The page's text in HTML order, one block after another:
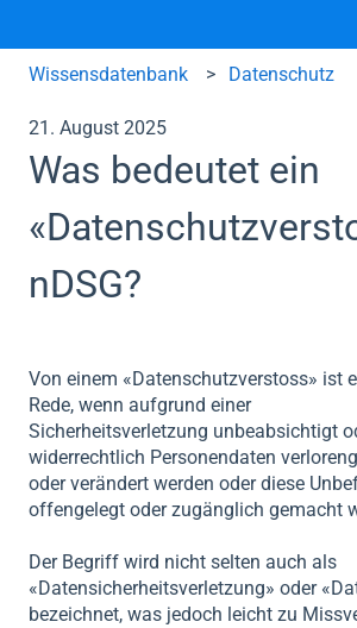
Wissensdatenbank Datenschutz
21. August 2025
Was bedeutet ein
nDSG?
Von einem «Datenschutzverstoss» ist
Rede, wenn aufgrund einer
Sicherheitsverletzung unbeabsichtigt
widerrechtlich Personendaten
oder verändert werden oder diese
offengelegt oder zugänglich gemacht
Der Begriff wird nicht selten auch als
«Datensicherheitsverletzung» oder
bezeichnet, was jedoch leicht zu